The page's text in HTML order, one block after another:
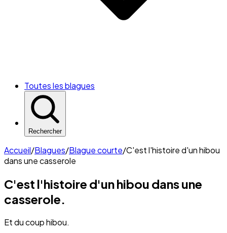
Toutes les blagues
Rechercher
Accueil/Blagues/Blague courte/C'est l'histoire d'un hibou
dans une casserole
C'est l'histoire d'un hibou dans une
casserole.
Et du coup hibou.